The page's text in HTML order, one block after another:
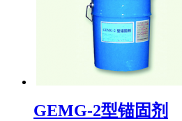
GEMG-2型锚固剂